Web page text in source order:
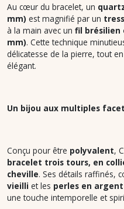
Au cœur du bracelet, un
mm) est magnifié par un
à la main avec un fil brésilien
mm). Cette technique
délicatesse de la pierre, tout
élégant.
Un bijou aux multiples
Conçu pour être polyvalent,
bracelet trois tours, en
cheville. Ses détails raffinés,
vieilli et les perles en argent
une touche intemporelle et